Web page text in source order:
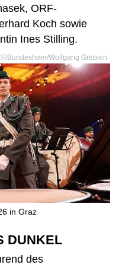
ORF-
Koch sowie
Ines Stilling.
Bundesheer/Wolfgang Grebien
in Graz
DUNKEL
des